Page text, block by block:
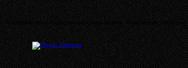
Материалы сайта защищены авторским правом. Копирование запрещено.